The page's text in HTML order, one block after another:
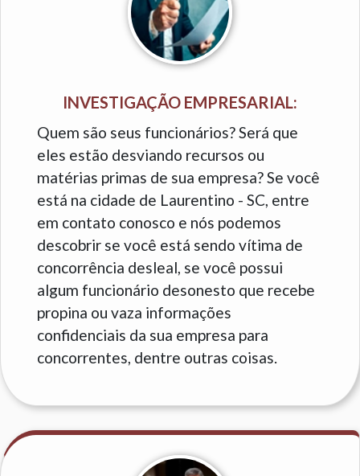
INVESTIGAÇÃO EMPRESARIAL:
Quem são seus funcionários? Será que
eles estão desviando recursos ou
matérias primas de sua empresa? Se você
está na cidade de Laurentino - SC, entre
em contato conosco e nós podemos
descobrir se você está sendo vítima de
concorrência desleal, se você possui
algum funcionário desonesto que recebe
propina ou vaza informações
confidenciais da sua empresa para
concorrentes, dentre outras coisas.